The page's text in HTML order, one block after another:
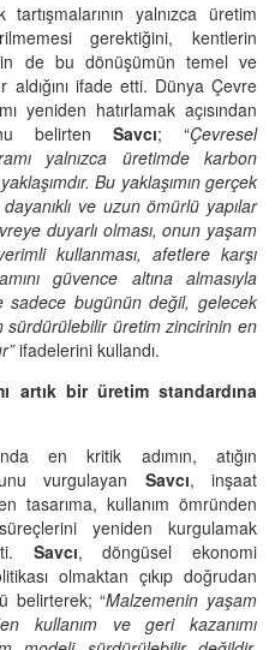
yalnızca üretim
gerektiğini, kentlerin
de bu dönüşümün temel ve
aldığını ifade etti. Dünya Çevre
yeniden hatırlamak açısından
belirten Savcı; “Çevresel
yalnızca üretimde karbon
Bu yaklaşımın gerçek
ve uzun ömürlü yapılar
duyarlı olması, onun yaşam
kullanması, afetlere karşı
güvence altına almasıyla
sadece bugünün değil, gelecek
sürdürülebilir üretim zincirinin en
ifadelerini kullandı.
artık bir üretim standardına
en kritik adımın, atığın
vurgulayan Savcı, inşaat
tasarıma, kullanım ömründen
yeniden kurgulamak
Savcı, döngüsel ekonomi
olmaktan çıkıp doğrudan
belirterek; “Malzemenin yaşam
kullanım ve geri kazanımı